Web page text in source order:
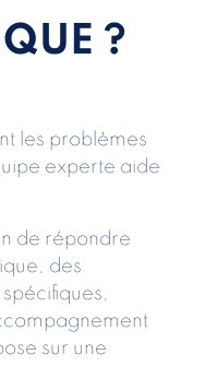
?
les problèmes
experte aide
de répondre
des
sur une